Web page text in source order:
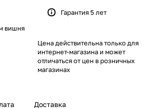
вишня
Гарантия 5 лет
Цена действительна только для
интернет-магазина и может
отличаться от цен в розничных
магазинах
Доставка